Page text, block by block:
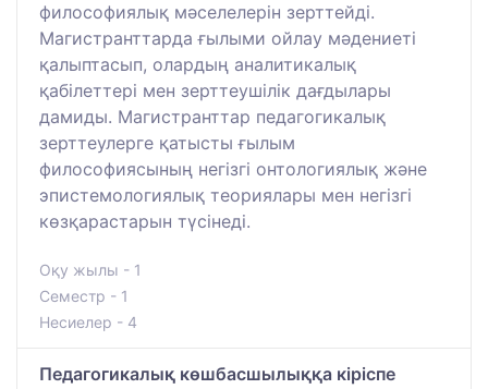
философиялық мәселелерін зерттейді.
Магистранттарда ғылыми ойлау мәдениеті
қалыптасып, олардың аналитикалық
қабілеттері мен зерттеушілік дағдылары
дамиды. Магистранттар педагогикалық
зерттеулерге қатысты ғылым
философиясының негізгі онтологиялық және
эпистемологиялық теориялары мен негізгі
көзқарастарын түсінеді.
Оқу жылы - 1
Семестр - 1
Несиелер - 4
Педагогикалық көшбасшылыққа кіріспе